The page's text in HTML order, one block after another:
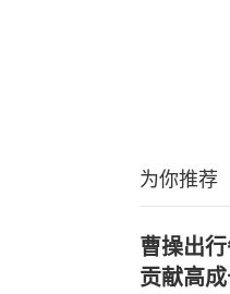
为你推荐
曹操出
贡献高